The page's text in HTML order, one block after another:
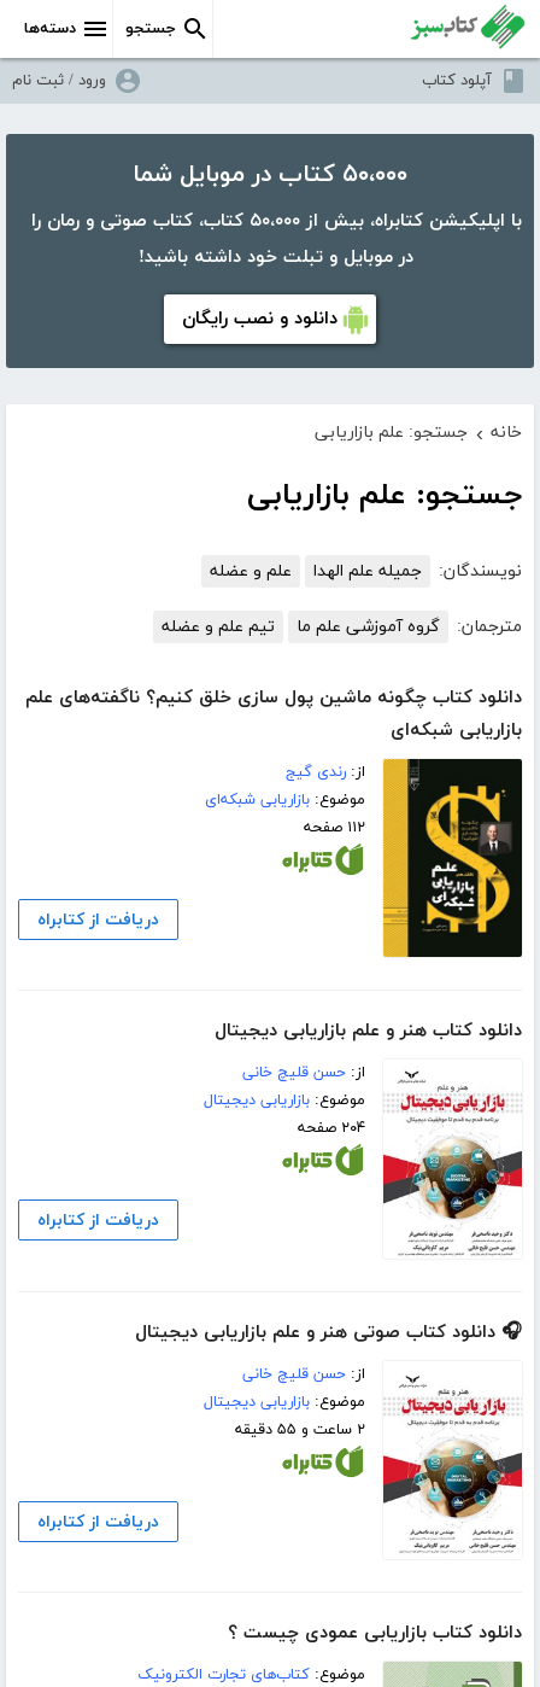
دسته‌ها جستجو
آپلود کتاب ورود / ثبت نام
۵۰،۰۰۰ کتاب در موبایل شما
با اپلیکیشن کتابراه، بیش از ۵۰،۰۰۰ کتاب، کتاب صوتی و رمان را
در موبایل و تبلت خود داشته باشید!
دانلود و نصب رایگان
خانه › جستجو: علم بازاریابی
جستجو: علم بازاریابی
نویسندگان: جمیله‌ علم ‌الهدا علم و عضله
مترجمان: گروه آموزشی علم ما تیم علم و عضله
دانلود کتاب چگونه ماشین پول سازی خلق کنیم؟ ناگفته‌های علم
بازاریابی شبکه‌ای
از:رندی گیج
موضوع:بازاریابی شبکه‌ای
۱۱۲ صفحه
دریافت از کتابراه
دانلود کتاب هنر و علم بازاریابی دیجیتال
از:حسن قلیچ خانی
موضوع:بازاریابی دیجیتال
۲۰۴ صفحه
دریافت از کتابراه
🎧 دانلود کتاب صوتی هنر و علم بازاریابی دیجیتال
از:حسن قلیچ خانی
موضوع:بازاریابی دیجیتال
۲ ساعت و ۵۵ دقیقه
دریافت از کتابراه
دانلود کتاب بازاریابی عمودی چیست ؟
موضوع:کتاب‌های تجارت الکترونیک